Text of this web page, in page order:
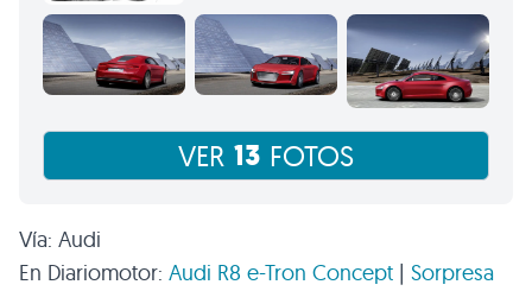
VER 13 FOTOS
Vía: Audi
En Diariomotor: Audi R8 e-Tron Concept | Sorpresa